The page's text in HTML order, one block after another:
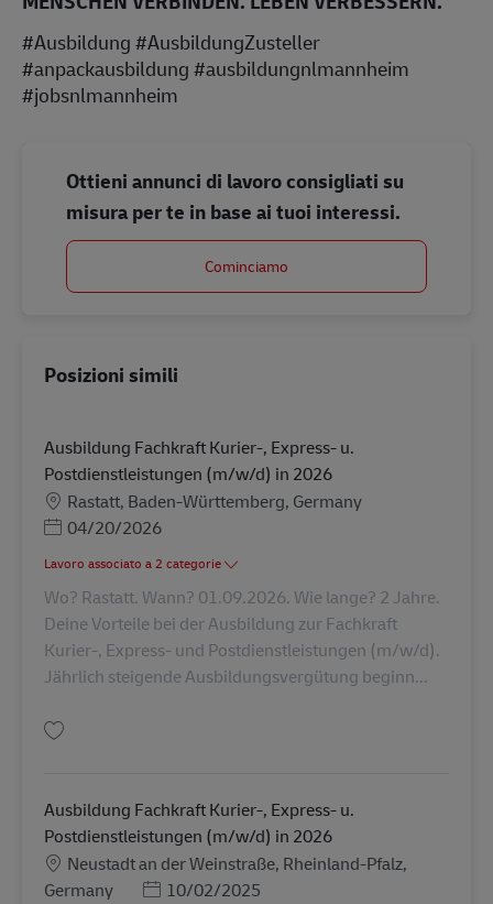
#Ausbildung #AusbildungZusteller
#anpackausbildung #ausbildungnlmannheim
#jobsnlmannheim
Ottieni annunci di lavoro consigliati su
misura per te in base ai tuoi interessi.
Cominciamo
Posizioni simili
Ausbildung Fachkraft Kurier-, Express- u.
Postdienstleistungen (m/w/d) in 2026
SedeRastatt, Baden-Württemberg, Germany
Posted Date
04/20/2026
Lavoro associato a 2 categorie
Wo? Rastatt. Wann? 01.09.2026. Wie lange? 2 Jahre.
Deine Vorteile bei der Ausbildung zur Fachkraft
Kurier-, Express- und Postdienstleistungen (m/w/d).
Jährlich steigende Ausbildungsvergütung beginn...
Ausbildung Fachkraft Kurier-, Express- u.
Postdienstleistungen (m/w/d) in 2026
SedeNeustadt an der Weinstraße, Rheinland-Pfalz,
Germany
Posted Date
10/02/2025